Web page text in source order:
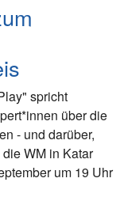
spricht
über die
- und darüber,
WM in Katar
um 19 Uhr